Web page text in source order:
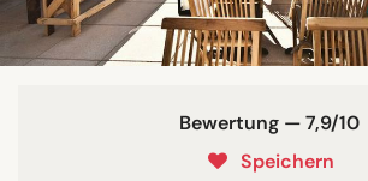
Bewertung — 7,9/10
Speichern